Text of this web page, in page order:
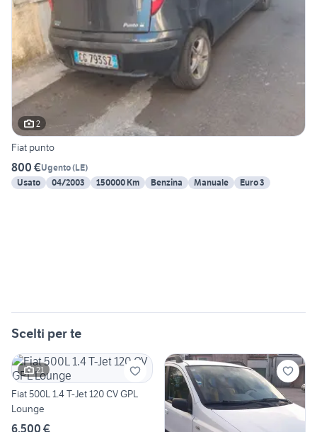
2
Fiat punto
800 €Ugento(LE)
Usato
04/2003 150000 Km Benzina Manuale Euro 3
Scelti per te
21
Fiat 500L 1.4 T-Jet 120 CV GPL
Lounge
6.500 €